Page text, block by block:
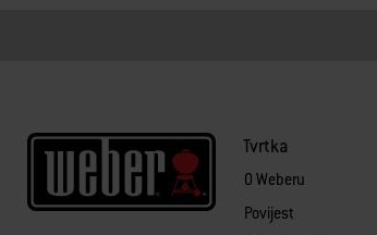
Tvrtka
O Weberu
Povijest